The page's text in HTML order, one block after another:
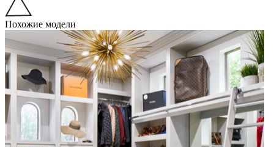
Похожие модели